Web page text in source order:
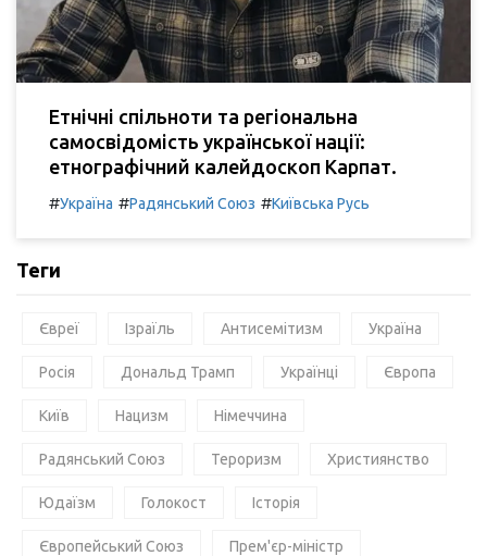
Етнічні спільноти та регіональна
самосвідомість української нації:
етнографічний калейдоскоп Карпат.
#Україна #Радянський Союз #Київська Русь
Теги
Євреї Ізраїль Антисемітизм Україна
Росія Дональд Трамп Українці Європа
Київ Нацизм Німеччина
Радянський Союз Тероризм Християнство
Юдаїзм Голокост Історія
Європейський Союз Прем'єр-міністр